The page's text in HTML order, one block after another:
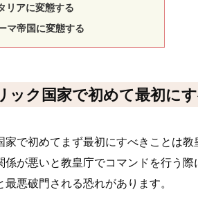
リアに変態する
マ帝国に変態する
ック国家で初めて最初に
家で初めてまず最初にすべきことは教
係が悪いと教皇庁でコマンドを行う
最悪破門される恐れがあります。